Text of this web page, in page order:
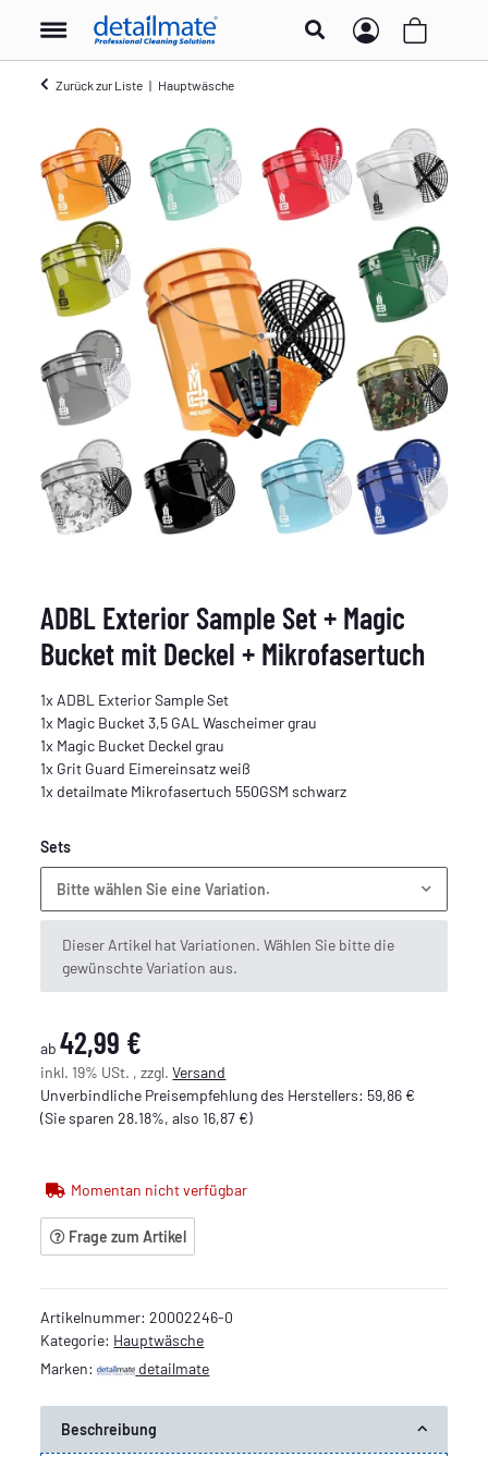
Zurück zur Liste Hauptwäsche
ADBL Exterior Sample Set + Magic
Bucket mit Deckel + Mikrofasertuch
1x ADBL Exterior Sample Set
1x Magic Bucket 3,5 GAL Wascheimer grau
1x Magic Bucket Deckel grau
1x Grit Guard Eimereinsatz weiß
1x detailmate Mikrofasertuch 550GSM schwarz
Sets
Bitte wählen Sie eine Variation.
x
Dieser Artikel hat Variationen. Wählen Sie bitte die
gewünschte Variation aus.
ab42,99 €
inkl. 19% USt. , zzgl.Versand
Unverbindliche Preisempfehlung des Herstellers: 59,86 €
(Sie sparen28.18%, also16,87 €)
Momentan nicht verfügbar
Frage zum Artikel
Artikelnummer:20002246-0
Kategorie: Hauptwäsche
Marken:
detailmate
Beschreibung